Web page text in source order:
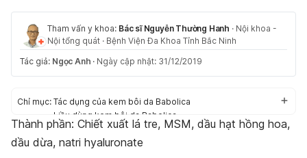
Tham vấn y khoa: Bác sĩ Nguyễn Thường Hanh · Nội khoa -
Nội tổng quát · Bệnh Viện Đa Khoa Tỉnh Bắc Ninh
Tác giả: Ngọc Anh · Ngày cập nhật: 31/12/2019
Chỉ mục: Tác dụng của kem bôi da Babolica
Liều dùng kem bôi da Babolica
Cách dùng kem bôi da Babolica
Tác dụng phụ của kem Babolica
Thành phần: Chiết xuất lá tre, MSM, dầu hạt hồng hoa,
dầu dừa, natri hyaluronate